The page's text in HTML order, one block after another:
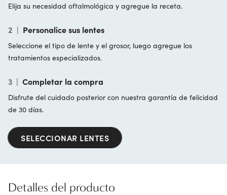
Elija su necesidad oftalmológica y agregue la receta.
2 | Personalice sus lentes
Seleccione el tipo de lente y el grosor, luego agregue los
tratamientos especializados.
3 | Completar la compra
Disfrute del cuidado posterior con nuestra garantía de felicidad
de 30 días.
SELECCIONAR LENTES
Detalles del producto